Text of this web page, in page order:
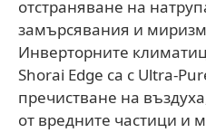
отстраняване на
замърсявания и
Инверторните
Shorai Edge са с Ultra-
пречистване на
от вредните частици и